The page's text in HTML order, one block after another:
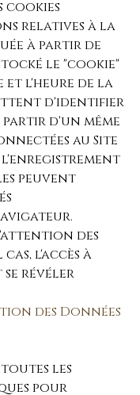
cookies
relatives à la
à partir de
le "cookie"
et l'heure de la
d'identifier
partir d'un même
au Site
peuvent
des
l'accès à
se révéler
des Données
toutes les
pour